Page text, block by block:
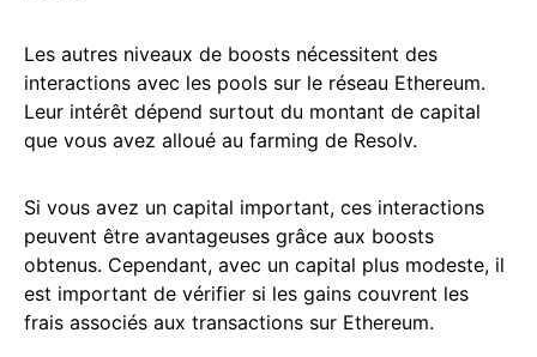
Les autres niveaux de boosts nécessitent des
interactions avec les pools sur le réseau Ethereum.
Leur intérêt dépend surtout du montant de capital
que vous avez alloué au farming de Resolv.
Si vous avez un capital important, ces interactions
peuvent être avantageuses grâce aux boosts
obtenus. Cependant, avec un capital plus modeste, il
est important de vérifier si les gains couvrent les
frais associés aux transactions sur Ethereum.